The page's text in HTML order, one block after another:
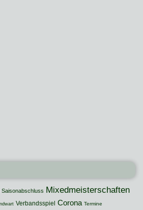
Saisonabschluss Mixedmeisterschaften
Verbandsspiel Corona Termine